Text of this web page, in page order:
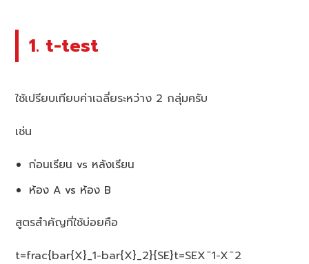
1. t-test
ใช้เปรียบเทียบค่าเฉลี่ยระหว่าง 2 กลุ่มครับ
เช่น
ก่อนเรียน vs หลังเรียน
ห้อง A vs ห้อง B
สูตรสำคัญที่ใช้บ่อยคือ
t=frac{bar{X}_1-bar{X}_2}{SE}t=SEXˉ1​−Xˉ2​​